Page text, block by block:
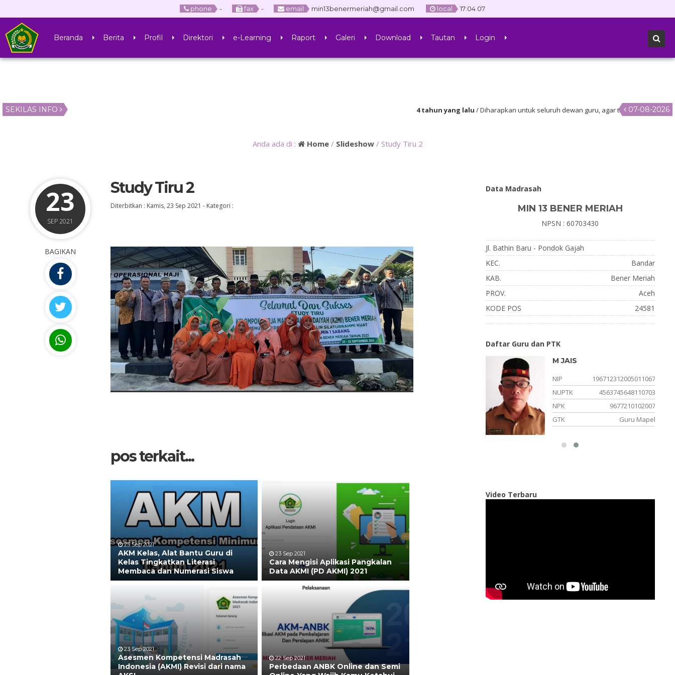
phone - fax - email min13benermeriah@gmail.com local 17:04 07
Beranda Berita Profil Direktori e-Learning Raport Galeri Download Tautan Login
SEKILAS INFO 07-08-2026
4 tahun yang lalu/ Diharapkan untuk seluruh dewan guru, agar terus belajar dan
Anda ada di : Home/ Slideshow/ Study Tiru 2
23
SEP 2021
Study Tiru 2
Diterbitkan : Kamis, 23 Sep 2021 - Kategori :
BAGIKAN
pos terkait...
25 Sep 2021
AKM Kelas, Alat Bantu Guru di
Kelas Tingkatkan Literasi
Membaca dan Numerasi Siswa
23 Sep 2021
Cara Mengisi Aplikasi Pangkalan
Data AKMI (PD AKMI) 2021
23 Sep 2021
Asesmen Kompetensi Madrasah
Indonesia (AKMI) Revisi dari nama
22 Sep 2021
Perbedaan ANBK Online dan Semi
Data Madrasah
MIN 13 BENER MERIAH
NPSN : 60703430
Jl. Bathin Baru - Pondok Gajah
KEC.
Bandar
KAB.
Bener Meriah
PROV.
Aceh
KODE POS
24581
Daftar Guru dan PTK
196903282007011023
6660747650110032
M JAIS
NIP
196712312005011067
NUPTK
4563745648110703
ARMANSYAH
NIP
NUPTK
M JAIS
NIP
196712312005011067
NUPTK
4563745648110703
NPK
9677210102007
GTK
Guru Mapel
Video Terbaru